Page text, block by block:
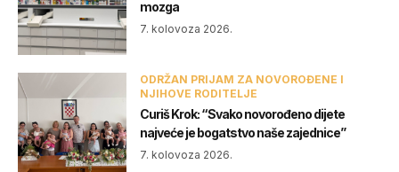
mozga
7. kolovoza 2026.
ODRŽAN PRIJAM ZA NOVOROĐENE I
NJIHOVE RODITELJE
Curiš Krok: “Svako novorođeno dijete
najveće je bogatstvo naše zajednice”
7. kolovoza 2026.